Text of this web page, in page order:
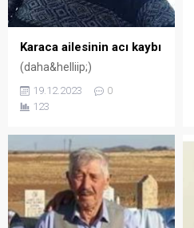
Karaca ailesinin acı kaybı
(daha&helliip;)
19.12.2023
0
123